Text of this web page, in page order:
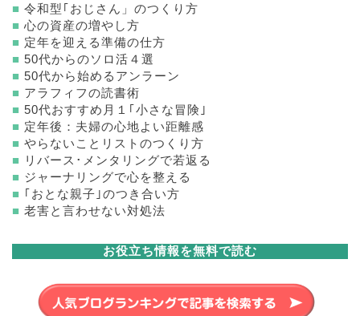
■ 令和型｢おじさん」のつくり方
■ 心の資産の増やし方
■ 定年を迎える準備の仕方
■ 50代からのソロ活４選
■ 50代から始めるアンラーン
■ アラフィフの読書術
■ 50代おすすめ月１｢小さな冒険｣
■ 定年後：夫婦の心地よい距離感
■ やらないことリストのつくり方
■ リバース･メンタリングで若返る
■ ジャーナリングで心を整える
■ ｢おとな親子｣のつき合い方
■ 老害と言わせない対処法
お役立ち情報を無料で読む